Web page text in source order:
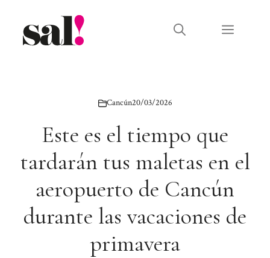
contenido
Menú
Cancún20/03/2026
Este es el tiempo que
tardarán tus maletas en el
aeropuerto de Cancún
durante las vacaciones de
primavera